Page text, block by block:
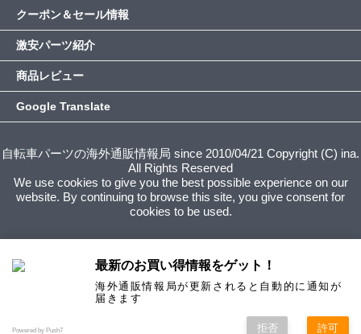
クーポン＆セール情報
激安パーツ紹介
商品レビュー
Google Translate
自転車パーツの海外通販情報局 since 2010/04/21 Copyright (C) ina.
All Rights Reserved
We use cookies to give you the best possible experience on our
website. By continuing to browse this site, you give consent for
cookies to be used.
最新のお買い得情報をゲット！
海外通販情報局が更新されると自動的に通知が
届きます
Powered by Push7 拒否 許可